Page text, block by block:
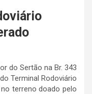
do Sertão na Br. 343
Terminal Rodoviário
terreno doado pelo